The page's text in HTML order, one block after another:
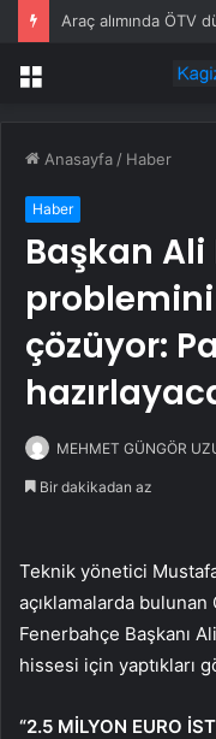
Menü
Anasayfa / Haber
Haber
Başkan Ali
çözüyor:
MEHMET GÜNGÖR
Bir dakikadan az
Teknik yönetici
açıklamalarda
Fenerbahçe Başkanı
hissesi için yaptıkları
“2.5 MİLYON EURO